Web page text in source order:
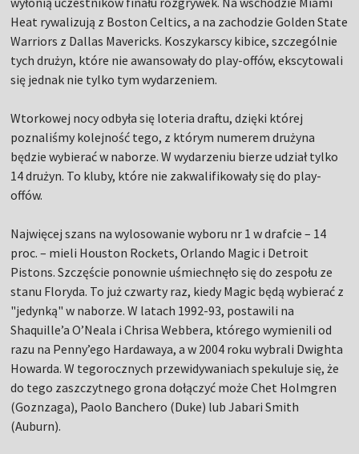
Heat rywalizują z Boston Celtics, a na zachodzie Golden State
Warriors z Dallas Mavericks. Koszykarscy kibice, szczególnie
tych drużyn, które nie awansowały do play-offów, ekscytowali
się jednak nie tylko tym wydarzeniem.
Wtorkowej nocy odbyła się loteria draftu, dzięki której
poznaliśmy kolejność tego, z którym numerem drużyna
będzie wybierać w naborze. W wydarzeniu bierze udział tylko
14 drużyn. To kluby, które nie zakwalifikowały się do play-
offów.
Najwięcej szans na wylosowanie wyboru nr 1 w drafcie – 14
proc. – mieli Houston Rockets, Orlando Magic i Detroit
Pistons. Szczęście ponownie uśmiechnęło się do zespołu ze
stanu Floryda. To już czwarty raz, kiedy Magic będą wybierać z
"jedynką" w naborze. W latach 1992-93, postawili na
Shaquille’a O’Neala i Chrisa Webbera, którego wymienili od
razu na Penny’ego Hardawaya, a w 2004 roku wybrali Dwighta
Howarda. W tegorocznych przewidywaniach spekuluje się, że
do tego zaszczytnego grona dołączyć może Chet Holmgren
(Goznzaga), Paolo Banchero (Duke) lub Jabari Smith
(Auburn).